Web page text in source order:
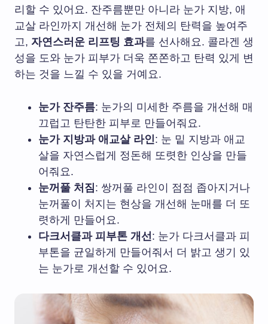
리할 수 있어요. 잔주름뿐만 아니라 눈가 지방, 애
교살 라인까지 개선해 눈가 전체의 탄력을 높여주
고, 자연스러운 리프팅 효과를 선사해요. 콜라겐 생
성을 도와 눈가 피부가 더욱 쫀쫀하고 탄력 있게 변
하는 것을 느낄 수 있을 거예요.
눈가 잔주름: 눈가의 미세한 주름을 개선해 매
끄럽고 탄탄한 피부로 만들어줘요.
눈가 지방과 애교살 라인: 눈 밑 지방과 애교
살을 자연스럽게 정돈해 또렷한 인상을 만들
어줘요.
눈꺼풀 처짐 : 쌍꺼풀 라인이 점점 좁아지거나
눈꺼풀이 처지는 현상을 개선해 눈매를 더 또
렷하게 만들어요.
다크서클과 피부톤 개선 : 눈가 다크서클과 피
부톤을 균일하게 만들어줘서 더 밝고 생기 있
는 눈가로 개선할 수 있어요.